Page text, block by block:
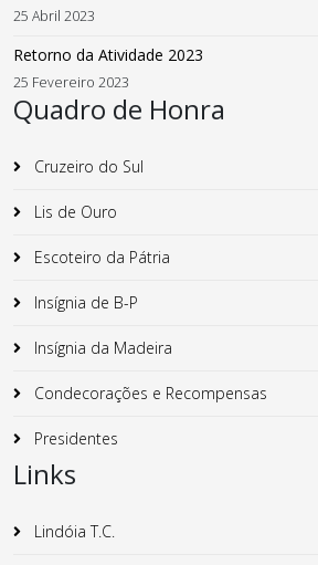
25 Abril 2023
Retorno da Atividade 2023
25 Fevereiro 2023
Quadro de Honra
Cruzeiro do Sul
Lis de Ouro
Escoteiro da Pátria
Insígnia de B-P
Insígnia da Madeira
Condecorações e Recompensas
Presidentes
Links
Lindóia T.C.